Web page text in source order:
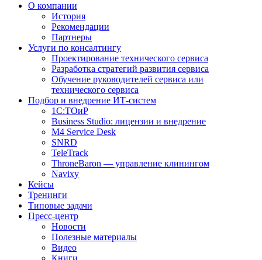
О компании
История
Рекомендации
Партнеры
Услуги по консалтингу
Проектирование технического сервиса
Разработка стратегий развития сервиса
Обучение руководителей сервиса или
технического сервиса
Подбор и внедрение ИТ-систем
1C:ТОиР
Business Studio: лицензии и внедрение
M4 Service Desk
SNRD
TeleTrack
ThroneBaron — управление клинингом
Navixy
Кейсы
Тренинги
Типовые задачи
Пресс-центр
Новости
Полезные материалы
Видео
Книги